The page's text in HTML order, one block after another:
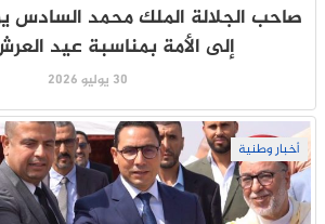
صاحب الجلالة الملك محمد السادس
إلى الأمة بمناسبة عيد
30 يوليو 2026
أخبار وطنية